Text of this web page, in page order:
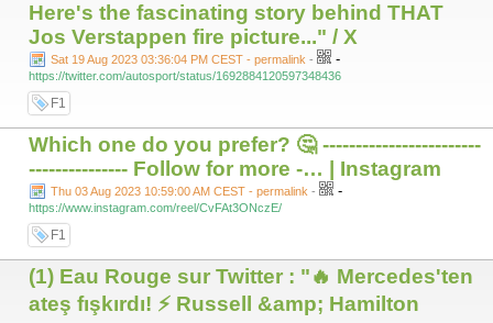
Here's the fascinating story behind THAT
Jos Verstappen fire picture..." / X
Sat 19 Aug 2023 03:36:04 PM CEST - permalink - -
https://twitter.com/autosport/status/1692884120597348436
F1
Which one do you prefer? 🤔 ------------------------
--------------- Follow for more -… | Instagram
Thu 03 Aug 2023 10:59:00 AM CEST - permalink - -
https://www.instagram.com/reel/CvFAt3ONczE/
F1
(1) Eau Rouge sur Twitter : "🔥 Mercedes'ten
ateş fışkırdı! ⚡ Russell &amp; Hamilton